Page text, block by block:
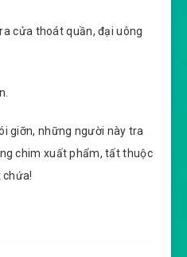
cửa thoát quần, đại uông
giỡn, những người này tra
chim xuất phẩm, tất thuộc